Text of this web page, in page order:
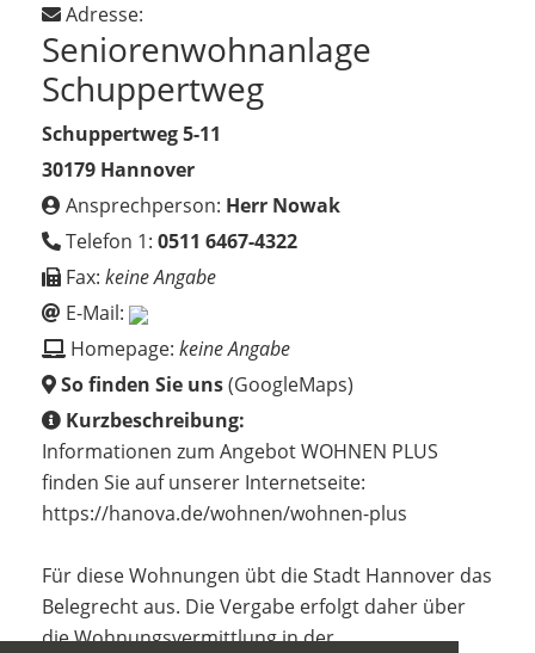
Adresse:
Seniorenwohnanlage
Schuppertweg
Schuppertweg 5-11
30179 Hannover
Ansprechperson: Herr Nowak
Telefon 1: 0511 6467-4322
Fax: keine Angabe
E-Mail:
Homepage: keine Angabe
So finden Sie uns(GoogleMaps)
Kurzbeschreibung:
Informationen zum Angebot WOHNEN PLUS
finden Sie auf unserer Internetseite:
https://hanova.de/wohnen/wohnen-plus
Für diese Wohnungen übt die Stadt Hannover das
Belegrecht aus. Die Vergabe erfolgt daher über
die Wohnungsvermittlung in der